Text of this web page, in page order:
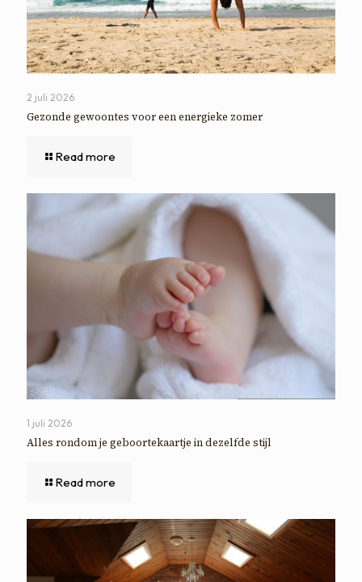
2 juli 2026
Gezonde gewoontes voor een energieke zomer
Read more
1 juli 2026
Alles rondom je geboortekaartje in dezelfde stijl
Read more